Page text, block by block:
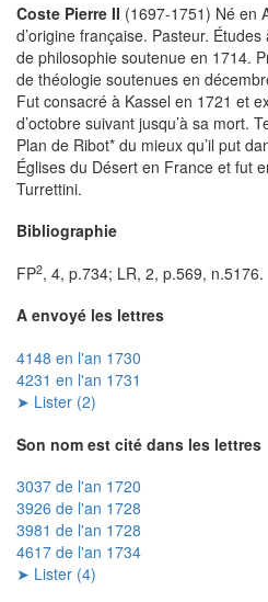
Coste Pierre II (1697-1751) Né en
d’origine française. Pasteur.
de philosophie soutenue en 1714.
de théologie soutenues en
Fut consacré à Kassel en 1721 et
d’octobre suivant jusqu’à sa mort.
Plan de Ribot* du mieux qu’il put
Églises du Désert en France et fut
Turrettini.
Bibliographie
FP2, 4, p.734; LR, 2, p.569, n.5176.
A envoyé les lettres
4148 en l'an 1730
4231 en l'an 1731
➤ Lister (2)
Son nom est cité dans les lettres
3037 de l'an 1720
3926 de l'an 1728
3981 de l'an 1728
4617 de l'an 1734
➤ Lister (4)